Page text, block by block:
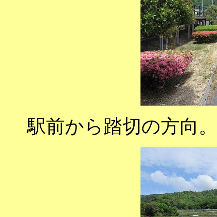
駅前から踏切の方向